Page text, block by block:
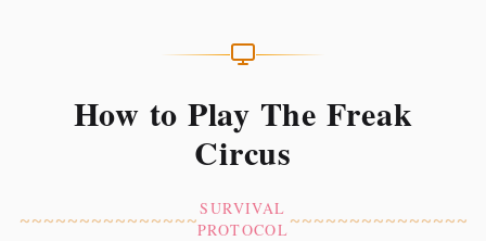
How to Play The Freak
Circus
~~~~~~~~~~~~~~~
SURVIVAL
PROTOCOL~~~~~~~~~~~~~~~